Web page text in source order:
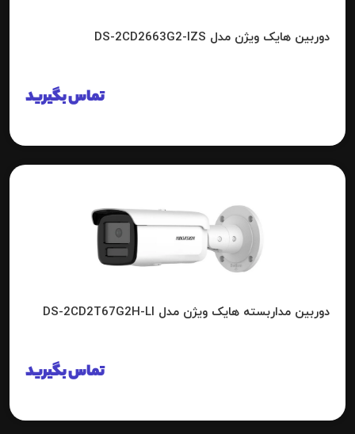
دوربین هایک ویژن مدل DS-2CD2663G2-IZS
تماس بگیرید
دوربین مداربسته هایک ویژن مدل DS-2CD2T67G2H-LI
تماس بگیرید